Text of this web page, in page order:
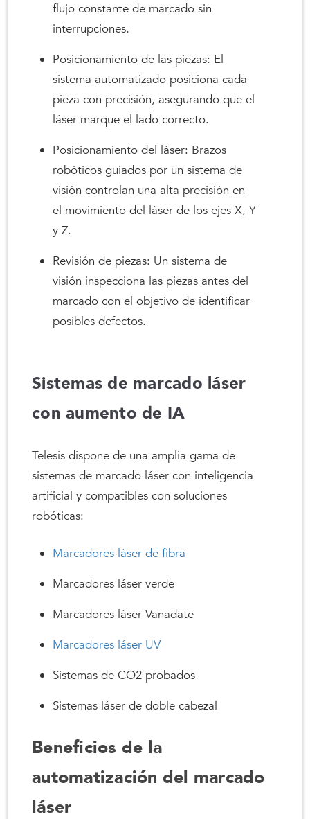
flujo constante de marcado sin
interrupciones.
Posicionamiento de las piezas: El
sistema automatizado posiciona cada
pieza con precisión, asegurando que el
láser marque el lado correcto.
Posicionamiento del láser: Brazos
robóticos guiados por un sistema de
visión controlan una alta precisión en
el movimiento del láser de los ejes X, Y
y Z.
Revisión de piezas: Un sistema de
visión inspecciona las piezas antes del
marcado con el objetivo de identificar
posibles defectos.
Sistemas de marcado láser
con aumento de IA
Telesis dispone de una amplia gama de
sistemas de marcado láser con inteligencia
artificial y compatibles con soluciones
robóticas:
Marcadores láser de fibra
Marcadores láser verde
Marcadores láser Vanadate
Marcadores láser UV
Sistemas de CO2 probados
Sistemas láser de doble cabezal
Beneficios de la
automatización del marcado
láser